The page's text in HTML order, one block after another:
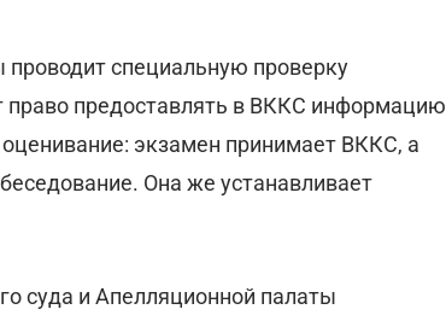
специальную проверку
предоставлять в ВККС информацию
экзамен принимает ВККС, а
Она же устанавливает
суда и Апелляционной палаты